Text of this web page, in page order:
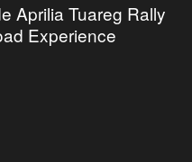
Aprilia Tuareg Rally
Experience